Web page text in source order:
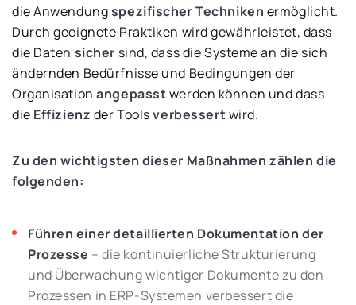
die AnwendungspezifischerTechniken ermöglicht.
Durch geeignete Praktiken wird gewährleistet, dass
die Daten sicher sind, dass die Systeme an die sich
ändernden Bedürfnisse und Bedingungen der
Organisationangepasstwerden können und dass
die Effizienz der Toolsverbessertwird.
Zu den wichtigsten dieser Maßnahmen zählen die
folgenden:
Führen einer detaillierten Dokumentation der
Prozesse – die kontinuierliche Strukturierung
und Überwachung wichtiger Dokumente zu den
Prozessen in ERP-Systemen verbessert die